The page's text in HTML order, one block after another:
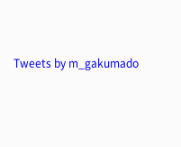
Tweets by m_gakumado